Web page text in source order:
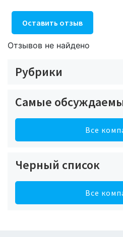
Оставить отзыв
Отзывов не найдено
Рубрики
Самые
Все
Черный список
Все